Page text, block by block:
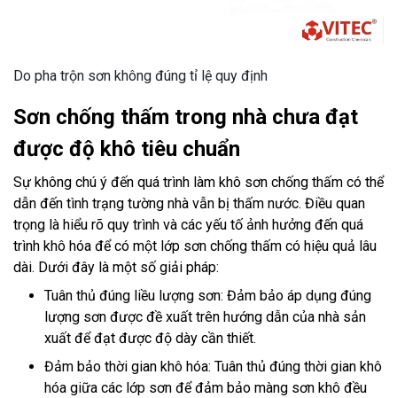
Do pha trộn sơn không đúng tỉ lệ quy định
Sơn chống thấm trong nhà chưa đạt
được độ khô tiêu chuẩn
Sự không chú ý đến quá trình làm khô sơn chống thấm có thể
dẫn đến tình trạng tường nhà vẫn bị thấm nước. Điều quan
trọng là hiểu rõ quy trình và các yếu tố ảnh hưởng đến quá
trình khô hóa để có một lớp sơn chống thấm có hiệu quả lâu
dài. Dưới đây là một số giải pháp:
Tuân thủ đúng liều lượng sơn: Đảm bảo áp dụng đúng
lượng sơn được đề xuất trên hướng dẫn của nhà sản
xuất để đạt được độ dày cần thiết.
Đảm bảo thời gian khô hóa: Tuân thủ đúng thời gian khô
hóa giữa các lớp sơn để đảm bảo màng sơn khô đều